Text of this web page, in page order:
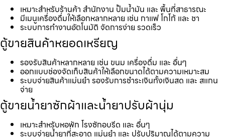
เหมาะสำหรับร้านค้า สำนักงาน ปั้มน้ำมัน และ พื้นที่สาธารณะ
มีเมนูเครื่องดื่มให้เลือกหลากหลาย เช่น กาแฟ โกโก้ และ ชา
ระบบการทำงานอัตโนมัติ จัดการง่าย รวดเร็ว
ตู้ขายสินค้าหยอดเหรียญ
รองรับสินค้าหลากหลาย เช่น ขนม เครื่องดื่ม และ อื่นๆ
ออกแบบช่องจัดเก็บสินค้าให้เลือกขนาดได้ตามความเหมาะสม
ระบบจ่ายสินค้าแม่นยำ รองรับการชำระเงินทั้งเงินสด และ สแกน
จ่าย
ตู้ขายน้ำยาซักผ้าและน้ำยาปรับผ้านุ่ม
เหมาะสำหรับหอพัก โรงซักอบรีด และ อื่นๆ
ระบบจ่ายน้ำยาที่สะอาด แม่นยำ และ ปรับปริมาณได้ตามความ